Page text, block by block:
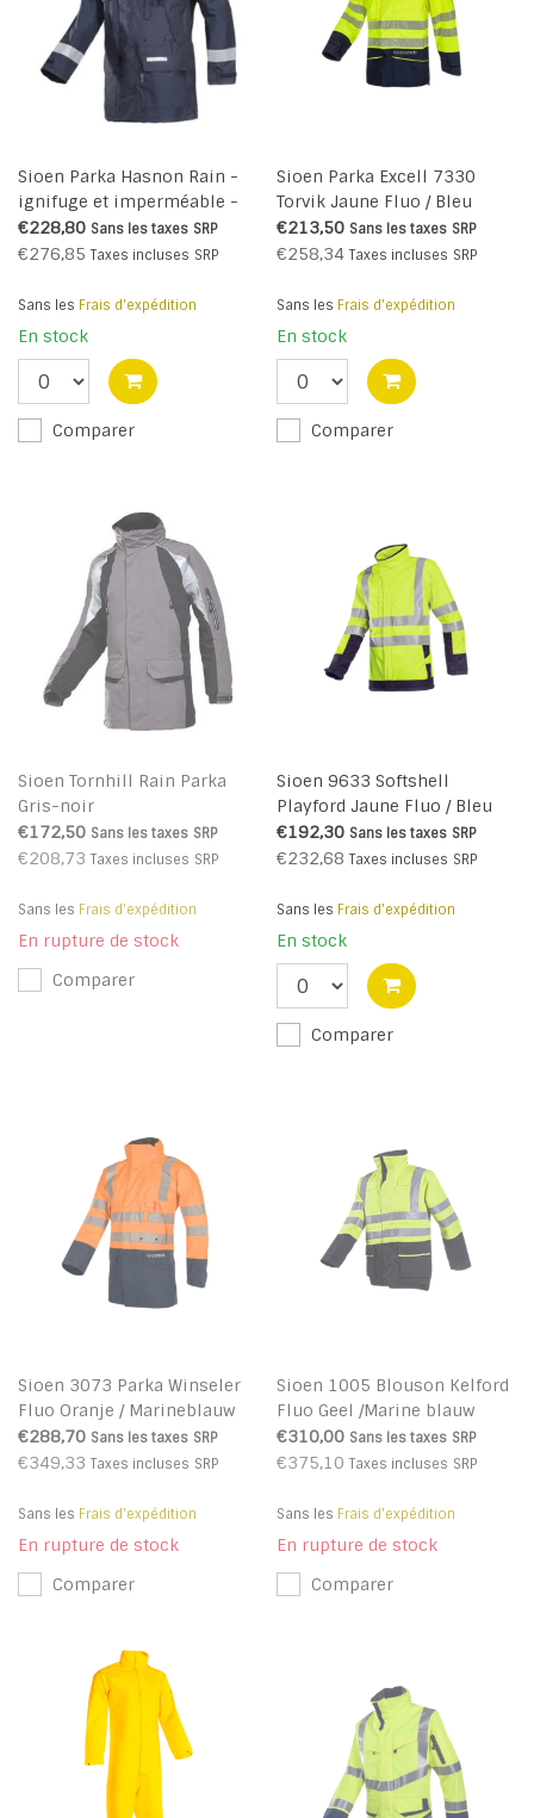
Sioen Parka Hasnon Rain -
ignifuge et imperméable -
3085N2EF7
€228,80 Sans les taxes SRP
€276,85 Taxes incluses SRP
Sans les Frais d'expédition
En stock
Comparer
Sioen Parka Excell 7330
Torvik Jaune Fluo / Bleu
Marine
€213,50 Sans les taxes SRP
€258,34 Taxes incluses SRP
Sans les Frais d'expédition
En stock
Comparer
Sioen Tornhill Rain Parka
Gris-noir
€172,50 Sans les taxes SRP
€208,73 Taxes incluses SRP
Sans les Frais d'expédition
En rupture de stock
Comparer
Sioen 9633 Softshell
Playford Jaune Fluo / Bleu
Marine
€192,30 Sans les taxes SRP
€232,68 Taxes incluses SRP
Sans les Frais d'expédition
En stock
Comparer
Sioen 3073 Parka Winseler
Fluo Oranje / Marineblauw
€288,70 Sans les taxes SRP
€349,33 Taxes incluses SRP
Sans les Frais d'expédition
En rupture de stock
Comparer
Sioen 1005 Blouson Kelford
Fluo Geel /Marine blauw
€310,00 Sans les taxes SRP
€375,10 Taxes incluses SRP
Sans les Frais d'expédition
En rupture de stock
Comparer